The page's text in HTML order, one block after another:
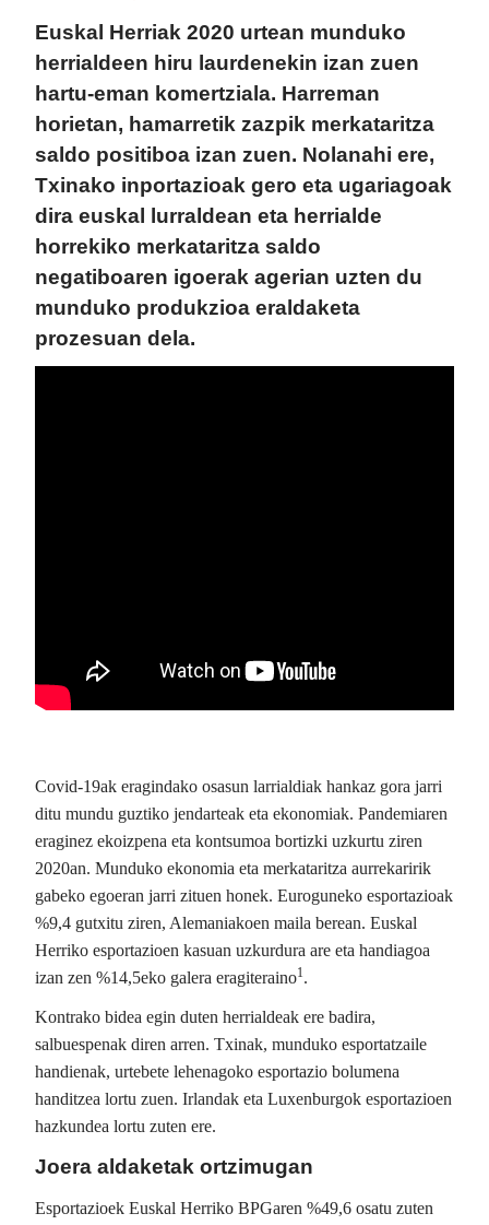
Euskal Herriak 2020 urtean munduko
herrialdeen hiru laurdenekin izan zuen
hartu-eman komertziala. Harreman
horietan, hamarretik zazpik merkataritza
saldo positiboa izan zuen. Nolanahi ere,
Txinako inportazioak gero eta ugariagoak
dira euskal lurraldean eta herrialde
horrekiko merkataritza saldo
negatiboaren igoerak agerian uzten du
munduko produkzioa eraldaketa
prozesuan dela.
Covid-19ak eragindako osasun larrialdiak hankaz gora jarri
ditu mundu guztiko jendarteak eta ekonomiak. Pandemiaren
eraginez ekoizpena eta kontsumoa bortizki uzkurtu ziren
2020an. Munduko ekonomia eta merkataritza aurrekaririk
gabeko egoeran jarri zituen honek. Euroguneko esportazioak
%9,4 gutxitu ziren, Alemaniakoen maila berean. Euskal
Herriko esportazioen kasuan uzkurdura are eta handiagoa
izan zen %14,5eko galera eragiteraino1 .
Kontrako bidea egin duten herrialdeak ere badira,
salbuespenak diren arren. Txinak, munduko esportatzaile
handienak, urtebete lehenagoko esportazio bolumena
handitzea lortu zuen. Irlandak eta Luxenburgok esportazioen
hazkundea lortu zuten ere.
Joera aldaketak ortzimugan
Esportazioek Euskal Herriko BPGaren %49,6 osatu zuten